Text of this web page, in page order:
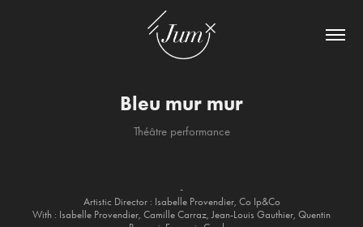
Bleu mur mur
Théâtre performance
-
Artistic Director : Isabelle Provendier, Co Ip&Co
With : Isabelle Provendier, Camille Carraz, Jean-Louis Gauthier, Quentin